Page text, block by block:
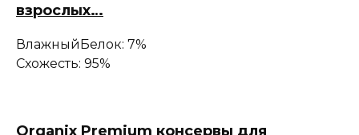
взрослых…
ВлажныйБелок: 7%
Схожесть: 95%
Organix Premium консервы для